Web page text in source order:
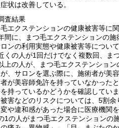
状は改善している。
査結果
エクステンションの健康被害等に
間に、まつ毛エクステンションの
ンの利用実態や健康被害等につい
くの人が1回だけでなく複数回、ま
上の人が、まつ毛エクステンショ
、サロンを選ぶ際に、施術者が美
者が美容師免許を持っていなかった
持っているかどうかを確認していま
被害などのリスクについては、5割
や違和感があった場合に医療機関
1の人がまつ毛エクステンションの